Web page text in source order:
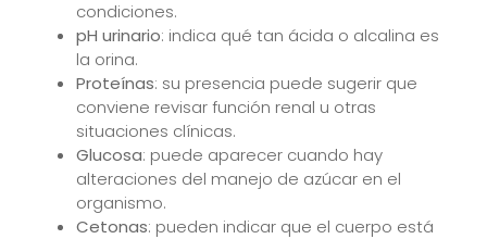
condiciones.
pH urinario: indica qué tan ácida o alcalina es
la orina.
Proteínas: su presencia puede sugerir que
conviene revisar función renal u otras
situaciones clínicas.
Glucosa: puede aparecer cuando hay
alteraciones del manejo de azúcar en el
organismo.
Cetonas: pueden indicar que el cuerpo está